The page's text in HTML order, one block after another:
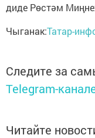
диде Рөстәм
Чыганак:Татар-
Следите за
Telegram-
Читайте